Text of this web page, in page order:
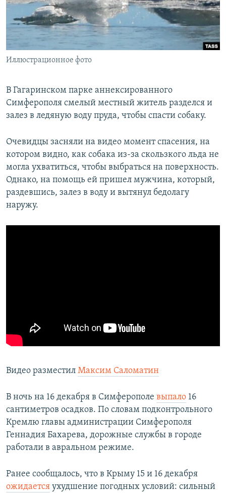
ПОБЕДИТЕЛЕЙ НЕ СУДЯТ?
КРЫМ.НЕПОКОРЕННЫЙ
ELIFBE
УКРАИНСКАЯ ПРОБЛЕМА КРЫМА
ПРИСОЕДИНЯЙТЕСЬ!
Иллюстрационное фото
В Гагаринском парке аннексированного
Симферополя смелый местный житель разделся и
залез в ледяную воду пруда, чтобы спасти собаку.
Очевидцы засняли на видео момент спасения, на
котором видно, как собака из-за скользкого льда не
могла ухватиться, чтобы выбраться на поверхность.
Однако, на помощь ей пришел мужчина, который,
раздевшись, залез в воду и вытянул бедолагу
наружу.
Видео разместил Максим Саломатин
В ночь на 16 декабря в Симферополе выпало 16
сантиметров осадков. По словам подконтрольного
Кремлю главы администрации Симферополя
Геннадия Бахарева, дорожные службы в городе
работали в авральном режиме.
Ранее сообщалось, что в Крыму 15 и 16 декабря
ожидается ухудшение погодных условий: сильный